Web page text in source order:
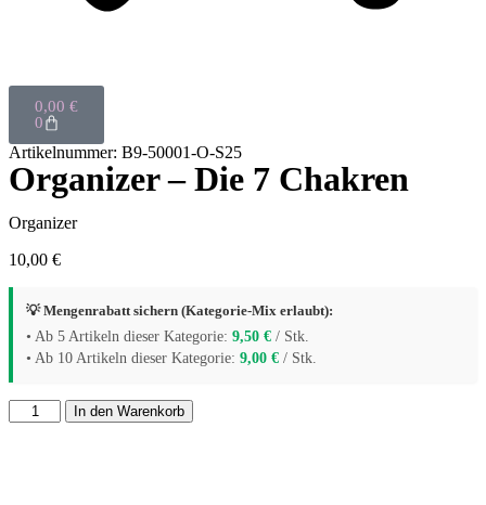
0,00 €
0
Artikelnummer: B9-50001-O-S25
Organizer – Die 7 Chakren
Organizer
10,00 €
💡 Mengenrabatt sichern (Kategorie-Mix erlaubt):
• Ab 5 Artikeln dieser Kategorie: 9,50 € / Stk.
• Ab 10 Artikeln dieser Kategorie: 9,00 € / Stk.
In den Warenkorb